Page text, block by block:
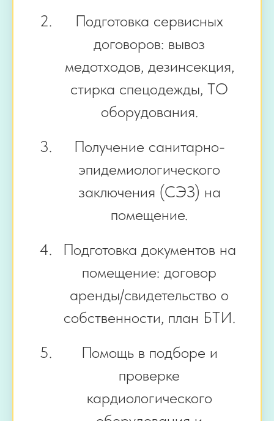
Подготовка сервисных
договоров: вывоз
медотходов, дезинсекция,
стирка спецодежды, ТО
оборудования.
Получение санитарно-
эпидемиологического
заключения (СЭЗ) на
помещение.
Подготовка документов на
помещение: договор
аренды/свидетельство о
собственности, план БТИ.
Помощь в подборе и
проверке
кардиологического